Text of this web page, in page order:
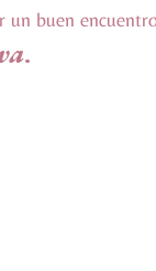
buen
.